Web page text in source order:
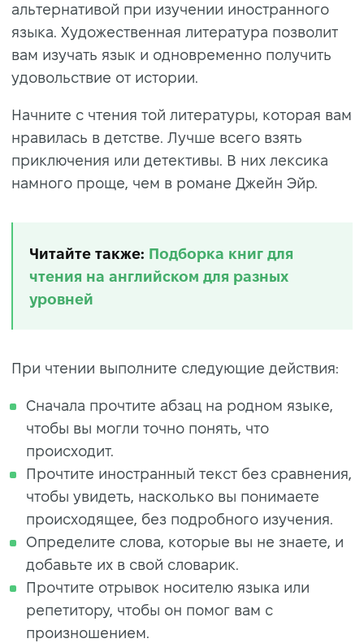
альтернативой при изучении иностранного
языка. Художественная литература позволит
вам изучать язык и одновременно получить
удовольствие от истории.
Начните с чтения той литературы, которая вам
нравилась в детстве. Лучше всего взять
приключения или детективы. В них лексика
намного проще, чем в романе Джейн Эйр.
Читайте также: Подборка книг для
чтения на английском для разных
уровней
При чтении выполните следующие действия:
Сначала прочтите абзац на родном языке,
чтобы вы могли точно понять, что
происходит.
Прочтите иностранный текст без сравнения,
чтобы увидеть, насколько вы понимаете
происходящее, без подробного изучения.
Определите слова, которые вы не знаете, и
добавьте их в свой словарик.
Прочтите отрывок носителю языка или
репетитору, чтобы он помог вам с
произношением.